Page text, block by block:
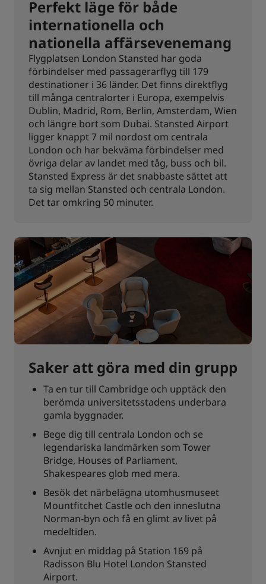
Perfekt läge för både
internationella och
nationella affärsevenemang
Flygplatsen London Stansted har goda
förbindelser med passagerarflyg till 179
destinationer i 36 länder. Det finns direktflyg
till många centralorter i Europa, exempelvis
Dublin, Madrid, Rom, Berlin, Amsterdam, Wien
och längre bort som Dubai. Stansted Airport
ligger knappt 7 mil nordost om centrala
London och har bekväma förbindelser med
övriga delar av landet med tåg, buss och bil.
Stansted Express är det snabbaste sättet att
ta sig mellan Stansted och centrala London.
Det tar omkring 50 minuter.
Saker att göra med din grupp
Ta en tur till Cambridge och upptäck den
berömda universitetsstadens underbara
gamla byggnader.
Bege dig till centrala London och se
legendariska landmärken som Tower
Bridge, Houses of Parliament,
Shakespeares glob med mera.
Besök det närbelägna utomhusmuseet
Mountfitchet Castle och den inneslutna
Norman-byn och få en glimt av livet på
medeltiden.
Avnjut en middag på Station 169 på
Radisson Blu Hotel London Stansted
Airport.